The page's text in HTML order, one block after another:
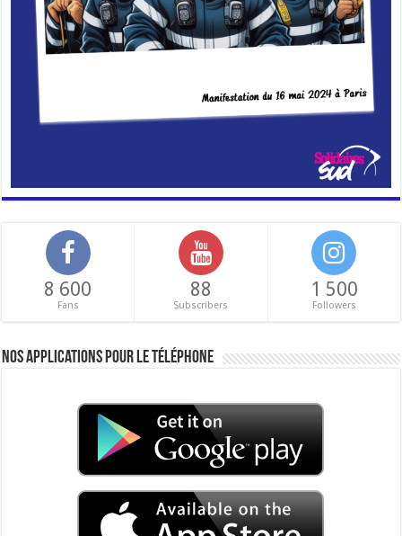
8 600
Fans
88
Subscribers
1 500
Followers
Nos applications pour le téléphone